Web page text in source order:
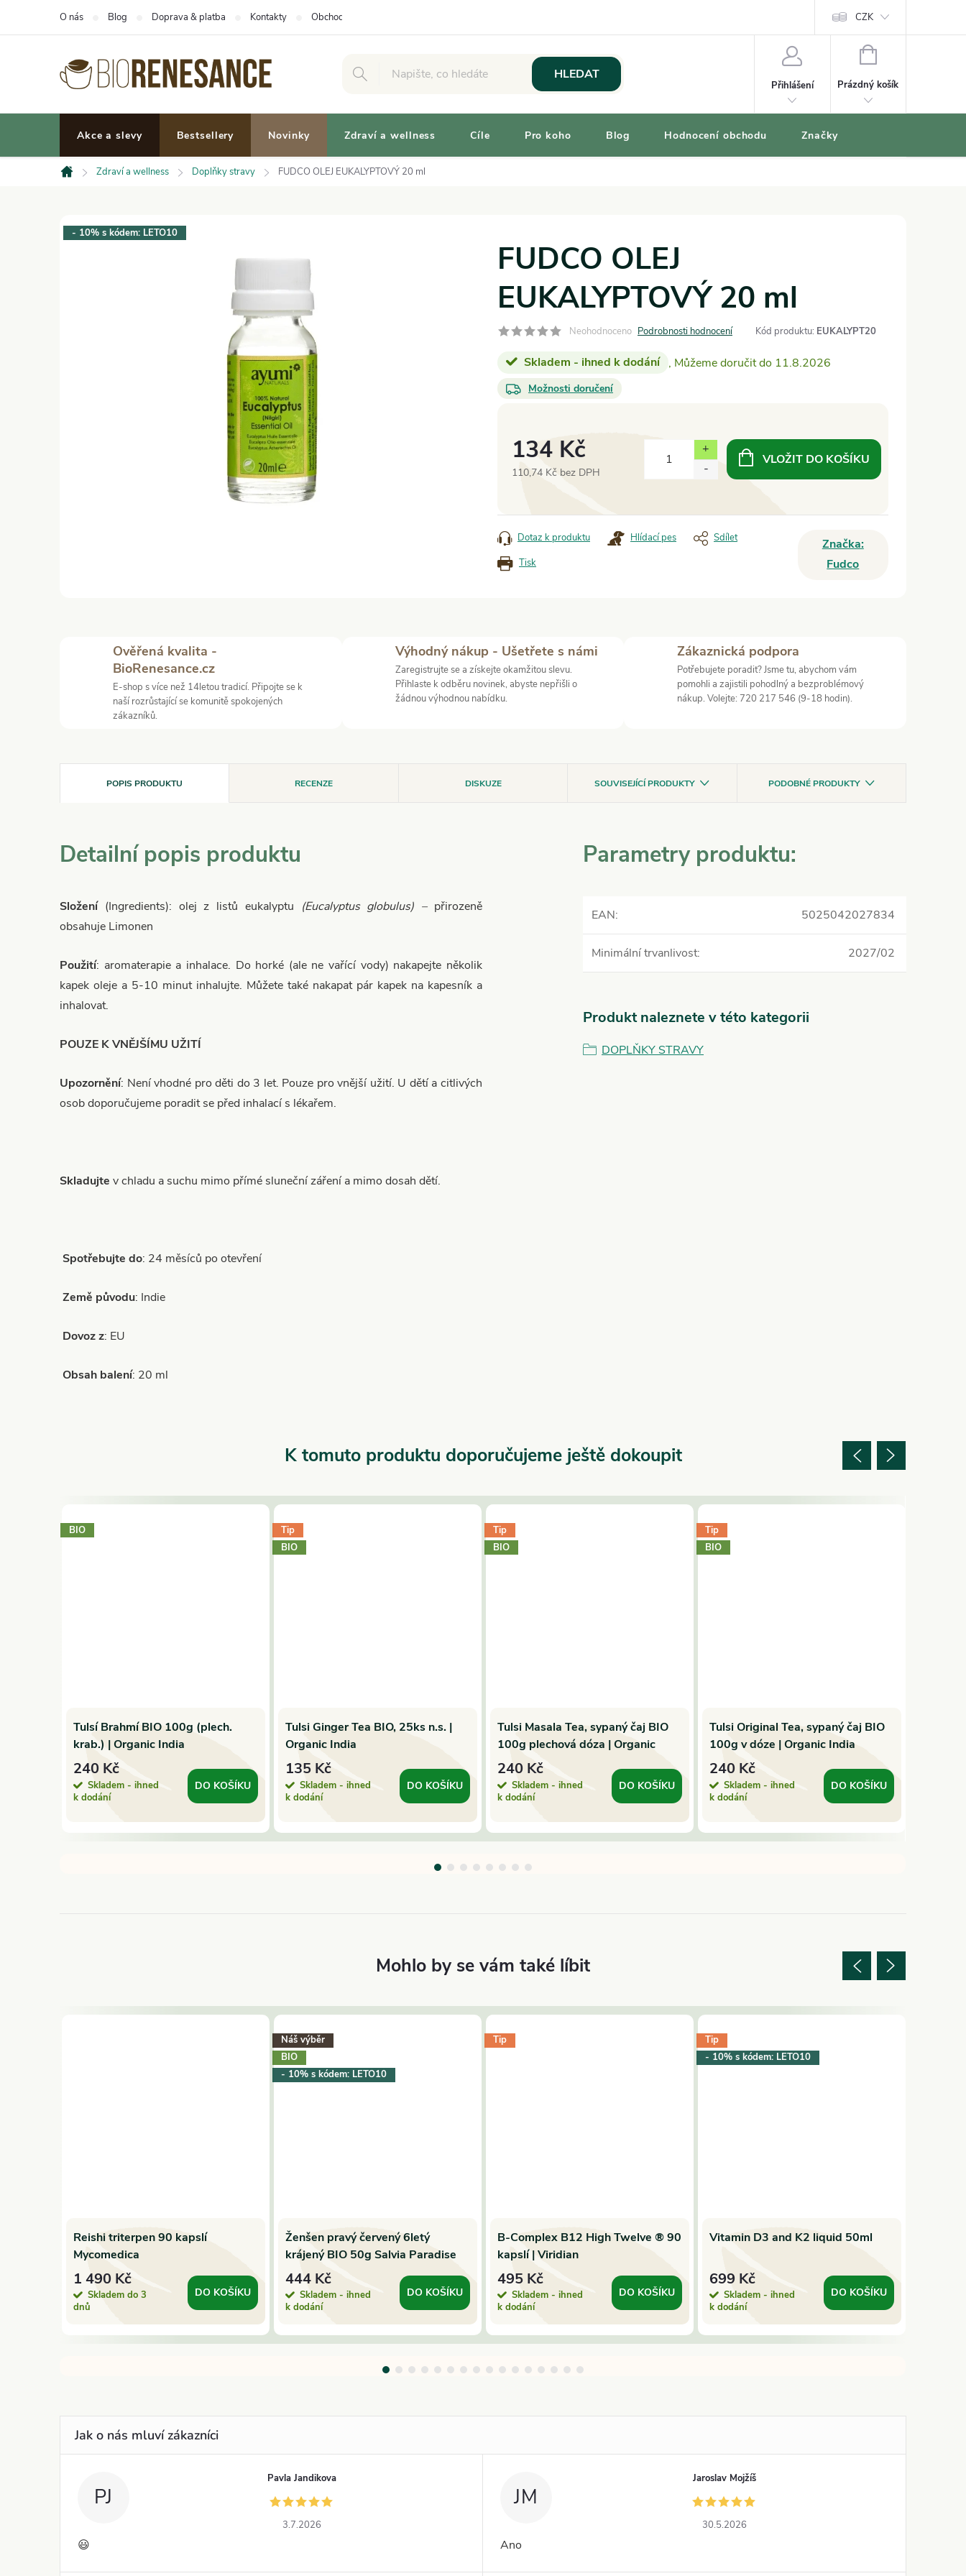
O nás Blog Doprava & platba Kontakty Obchodní podmínky CZK
HLEDAT
Přihlášení
NÁKUPNÍ
Prázdný košík
Akce a slevy Bestsellery Novinky Zdraví a wellness Cíle Pro koho Blog Hodnocení obchodu Značky
Domů
Zdraví a wellness Doplňky stravy FUDCO OLEJ EUKALYPTOVÝ 20 ml
- 10% s kódem: LETO10
FUDCO OLEJ
EUKALYPTOVÝ 20 ml
Neohodnoceno Podrobnosti hodnocení Kód produktu: EUKALYPT20
Skladem - ihned k dodání 11.8.2026
Možnosti doručení
134 Kč
110,74 Kč bez DPH
VLOŽIT DO KOŠÍKU
Tisk
Dotaz k produktu Hlídací pes Sdílet
Značka:
Fudco
Ověřená kvalita -
BioRenesance.cz
E-shop s více než 14letou tradicí. Připojte se k
naší rozrůstající se komunitě spokojených
zákazníků.
Výhodný nákup - Ušetřete s námi
Zaregistrujte se a získejte okamžitou slevu.
Přihlaste k odběru novinek, abyste nepřišli o
žádnou výhodnou nabídku.
Zákaznická podpora
Potřebujete poradit? Jsme tu, abychom vám
pomohli a zajistili pohodlný a bezproblémový
nákup. Volejte: 720 217 546 (9-18 hodin).
POPIS PRODUKTU RECENZE DISKUZE SOUVISEJÍCÍ PRODUKTY PODOBNÉ PRODUKTY
Detailní popis produktu
Složení (Ingredients): olej z listů eukalyptu (Eucalyptus globulus) – přirozeně
obsahuje Limonen
Použití: aromaterapie a inhalace. Do horké (ale ne vařící vody) nakapejte několik
kapek oleje a 5-10 minut inhalujte. Můžete také nakapat pár kapek na kapesník a
inhalovat.
POUZE K VNĚJŠÍMU UŽITÍ
Upozornění: Není vhodné pro děti do 3 let. Pouze pro vnější užití. U dětí a citlivých
osob doporučujeme poradit se před inhalací s lékařem.
Skladujte v chladu a suchu mimo přímé sluneční záření a mimo dosah dětí.
Spotřebujte do: 24 měsíců po otevření
Země původu: Indie
Dovoz z: EU
Obsah balení: 20 ml
Parametry produktu:
EAN: 5025042027834
Minimální trvanlivost: 2027/02
Produkt naleznete v této kategorii
DOPLŇKY STRAVY
K tomuto produktu doporučujeme ještě dokoupit
BIO
Tulsí Brahmí BIO 100g (plech.
krab.) | Organic India
240 Kč
Skladem - ihned
k dodání
DO KOŠÍKU
Tip
BIO
Tulsi Ginger Tea BIO, 25ks n.s. |
Organic India
135 Kč
Skladem - ihned
k dodání
DO KOŠÍKU
Tip
BIO
Tulsi Masala Tea, sypaný čaj BIO
100g plechová dóza | Organic
India
240 Kč
Skladem - ihned
k dodání
DO KOŠÍKU
Tip
BIO
Tulsi Original Tea, sypaný čaj BIO
100g v dóze | Organic India
240 Kč
Skladem - ihned
k dodání
DO KOŠÍKU
Reishi triterpen 90 kapslí
Mycomedica
1 490 Kč
Skladem do 3
dnů
DO KOŠÍKU
Náš výběr
BIO
- 10% s kódem: LETO10
Ženšen pravý červený 6letý
krájený BIO 50g Salvia Paradise
444 Kč
Skladem - ihned
k dodání
DO KOŠÍKU
Tip
B-Complex B12 High Twelve ® 90
kapslí | Viridian
495 Kč
Skladem - ihned
k dodání
DO KOŠÍKU
Tip
- 10% s kódem: LETO10
Vitamin D3 and K2 liquid 50ml
699 Kč
Skladem - ihned
k dodání
DO KOŠÍKU
PJ
Pavla Jandikova
3.7.2026
😃
JM
Jaroslav Mojžíš
30.5.2026
Ano